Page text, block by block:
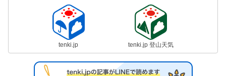
tenki.jp tenki.jp 登山天気